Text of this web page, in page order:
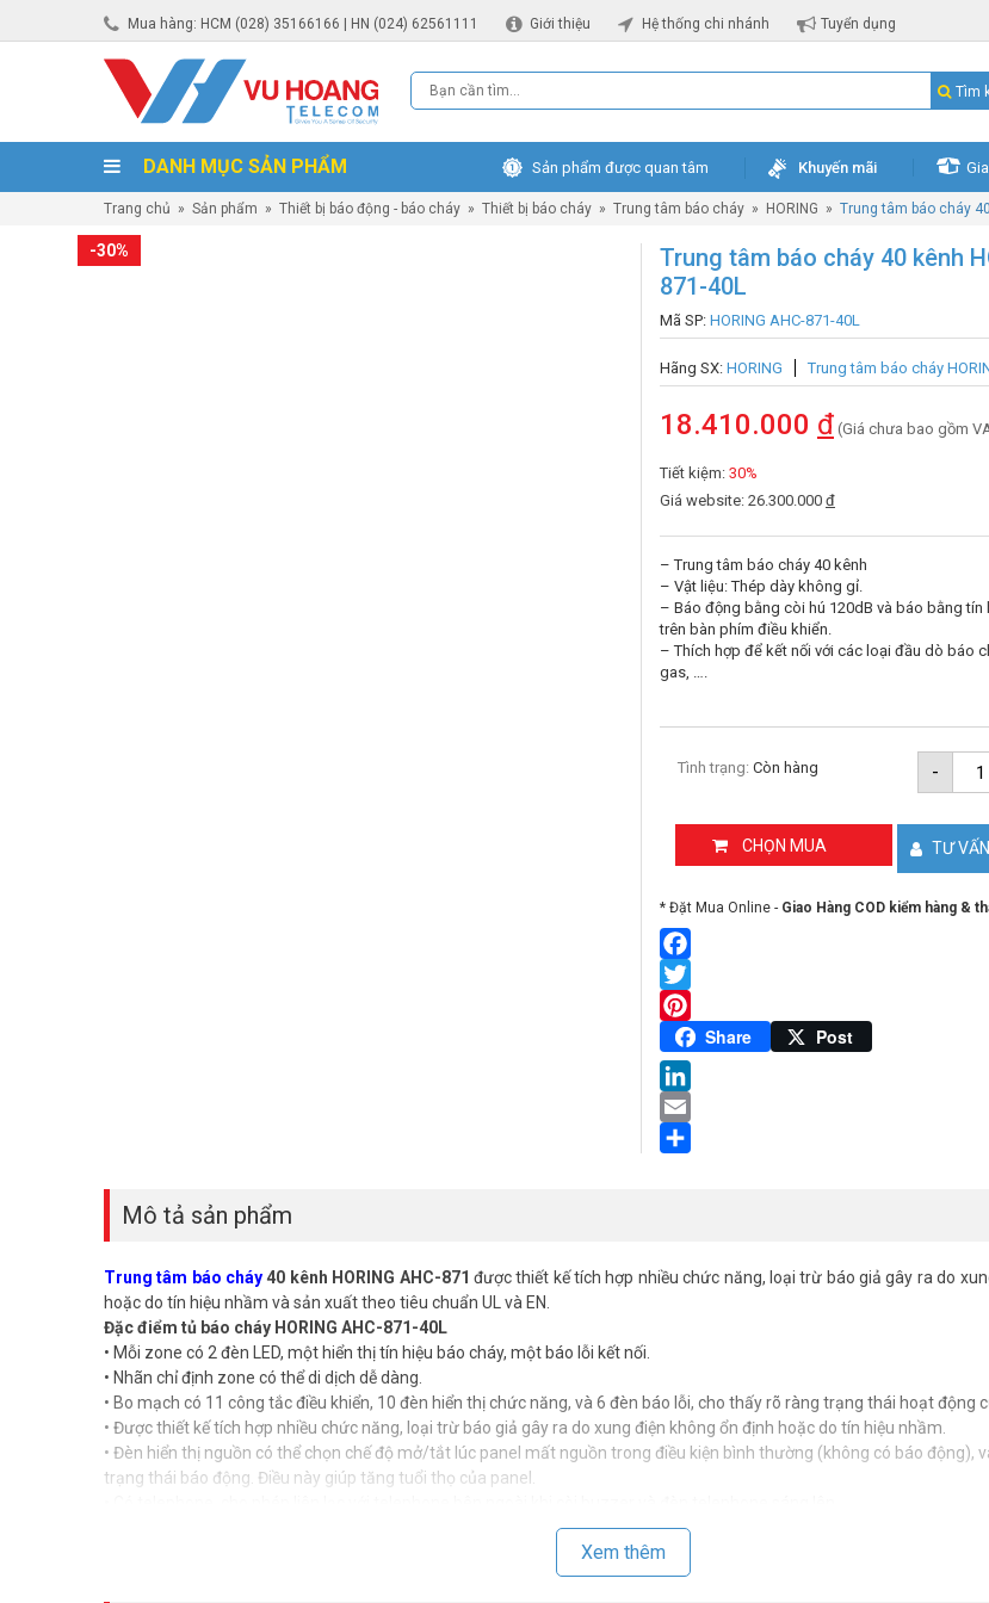
Mua hàng: HCM (028) 35166166 | HN (024) 62561111 Giới thiệu Hệ thống chi nhánh Tuyển dụng
Tìm
DANH MỤC SẢN PHẨM Sản phẩm được quan tâm Khuyến mãi
Trang chủ » Sản phẩm » Thiết bị báo động - báo cháy » Thiết bị báo cháy » Trung tâm báo cháy » HORING » Trung tâm báo cháy
-30%
Trung tâm báo cháy 40 kênh
871-40L
Mã SP: HORING AHC-871-40L
Hãng SX: HORING Trung tâm báo cháy
18.410.000 đ (Giá chưa bao gồm
Tiết kiệm: 30%
Giá website: 26.300.000 đ
– Trung tâm báo cháy 40 kênh
– Vật liệu: Thép dày không gỉ.
– Báo động bằng còi hú 120dB và báo bằng tín
trên bàn phím điều khiển.
– Thích hợp để kết nối với các loại đầu dò báo
gas, ….
-
Tình trạng: Còn hàng
CHỌN MUA TƯ
* Đặt Mua Online - Giao Hàng COD kiểm hàng &
Facebook
Twitter
Pinterest
Share Post
LinkedIn
Email
Mô tả sản phẩm
Trung tâm báo cháy40 kênh HORING AHC-871 được thiết kế tích hợp nhiều chức năng, loại trừ báo giả gây ra do
hoặc do tín hiệu nhầm và sản xuất theo tiêu chuẩn UL và EN.
Đặc điểm tủ báo cháy HORING AHC-871-40L
• Mỗi zone có 2 đèn LED, một hiển thị tín hiệu báo cháy, một báo lỗi kết nối.
• Nhãn chỉ định zone có thể di dịch dễ dàng.
• Bo mạch có 11 công tắc điều khiển, 10 đèn hiển thị chức năng, và 6 đèn báo lỗi, cho thấy rõ ràng trạng thái hoạt động
• Được thiết kế tích hợp nhiều chức năng, loại trừ báo giả gây ra do xung điện không ổn định hoặc do tín hiệu nhầm.
• Đèn hiển thị nguồn có thể chọn chế độ mở/tắt lúc panel mất nguồn trong điều kiện bình thường (không có báo động),
trạng thái báo động. Điều này giúp tăng tuổi thọ của panel.
Xem thêm